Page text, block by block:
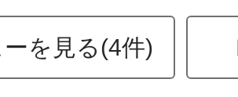
を見る(4件)